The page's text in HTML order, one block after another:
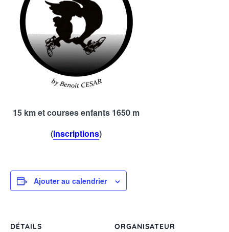
15 km et courses enfants 1650 m
(Inscriptions)
Ajouter au calendrier
DÉTAILS ORGANISATEUR